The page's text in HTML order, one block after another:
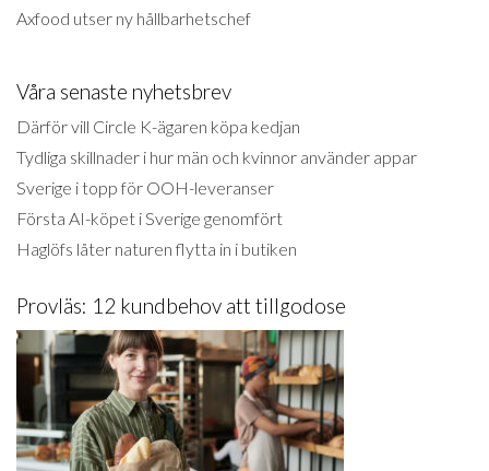
Axfood utser ny hållbarhetschef
Våra senaste nyhetsbrev
Därför vill Circle K-ägaren köpa kedjan
Tydliga skillnader i hur män och kvinnor använder appar
Sverige i topp för OOH-leveranser
Första AI-köpet i Sverige genomfört
Haglöfs låter naturen flytta in i butiken
Provläs: 12 kundbehov att tillgodose